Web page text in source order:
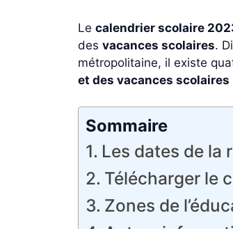
Le calendrier scolaire
des vacances scolaires.
métropolitaine, il existe
et des vacances scolaires
Sommaire
Les dates de la
Télécharger le
Zones de